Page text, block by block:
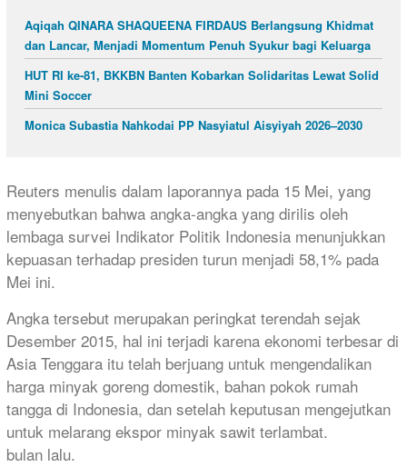
Aqiqah QINARA SHAQUEENA FIRDAUS Berlangsung Khidmat
dan Lancar, Menjadi Momentum Penuh Syukur bagi Keluarga
HUT RI ke-81, BKKBN Banten Kobarkan Solidaritas Lewat Solid
Mini Soccer
Monica Subastia Nahkodai PP Nasyiatul Aisyiyah 2026–2030
Reuters menulis dalam laporannya pada 15 Mei, yang
menyebutkan bahwa angka-angka yang dirilis oleh
lembaga survei Indikator Politik Indonesia menunjukkan
kepuasan terhadap presiden turun menjadi 58,1% pada
Mei ini.
Angka tersebut merupakan peringkat terendah sejak
Desember 2015, hal ini terjadi karena ekonomi terbesar di
Asia Tenggara itu telah berjuang untuk mengendalikan
harga minyak goreng domestik, bahan pokok rumah
tangga di Indonesia, dan setelah keputusan mengejutkan
untuk melarang ekspor minyak sawit terlambat.
bulan lalu.